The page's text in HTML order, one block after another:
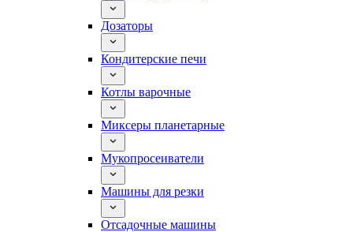
Дозаторы
Кондитерские печи
Котлы варочные
Миксеры планетарные
Мукопросеиватели
Машины для резки
Отсадочные машины